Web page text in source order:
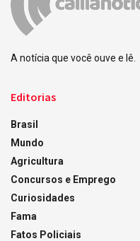
A notícia que você ouve e lê.
Editorias
Brasil
Mundo
Agricultura
Concursos e Emprego
Curiosidades
Fama
Fatos Policiais